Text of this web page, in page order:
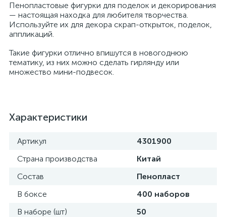
Пенопластовые фигурки для поделок и декорирования
— настоящая находка для любителя творчества.
Используйте их для декора скрап-открыток, поделок,
аппликаций.
Такие фигурки отлично впишутся в новогоднюю
тематику, из них можно сделать гирлянду или
множество мини-подвесок.
Характеристики
Артикул
4301900
Страна производства
Китай
Состав
Пенопласт
В боксе
400 наборов
В наборе (шт)
50